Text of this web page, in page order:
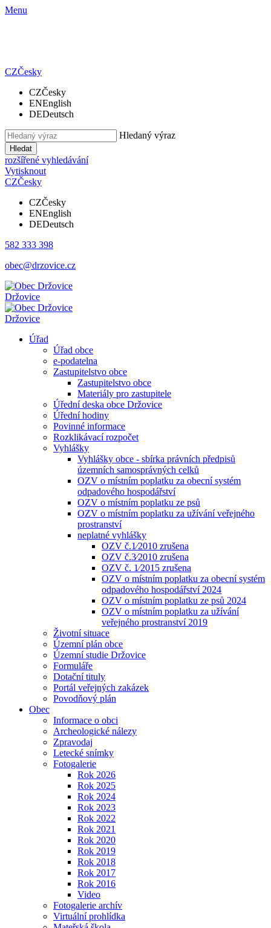
Menu
CZČesky
CZČesky
ENEnglish
DEDeutsch
Hledaný výraz
Hledat
rozšířené vyhledávání
Vytisknout
CZČesky
CZČesky
ENEnglish
DEDeutsch
582 333 398
obec@drzovice.cz
Držovice
Držovice
Úřad
Úřad obce
e-podatelna
Zastupitelstvo obce
Zastupitelstvo obce
Materiály pro zastupitele
Úřední deska obce Držovice
Úřední hodiny
Povinné informace
Rozklikávací rozpočet
Vyhlášky
Vyhlášky obce - sbírka právních předpisů
územních samosprávných celků
OZV o místním poplatku za obecní systém
odpadového hospodářství
OZV o místním poplatku ze psů
OZV o místním poplatku za užívání veřejného
prostranství
neplatné vyhlášky
OZV č.1⁄2010 zrušena
OZV č.3⁄2010 zrušena
OZV č. 1⁄2015 zrušena
OZV o místním poplatku za obecní systém
odpadového hospodářství 2024
OZV o místním poplatku ze psů 2024
OZV o místním poplatku za užívání
veřejného prostranství 2019
Životní situace
Územní plán obce
Územní studie Držovice
Formuláře
Dotační tituly
Portál veřejných zakázek
Povodňový plán
Obec
Informace o obci
Archeologické nálezy
Zpravodaj
Letecké snímky
Fotogalerie
Rok 2026
Rok 2025
Rok 2024
Rok 2023
Rok 2022
Rok 2021
Rok 2020
Rok 2019
Rok 2018
Rok 2017
Rok 2016
Video
Fotogalerie archív
Virtuální prohlídka